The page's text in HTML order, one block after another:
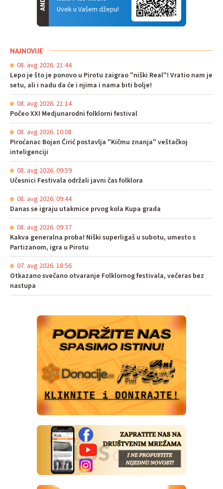
Uvek u Vašem džepu!
NAJNOVIJE
08. avg 2026. 21:44
Lepo je što je ponovo u Pirotu zaigrao "niški Real"! Vratio nam je
setu, ali i nadu da će i njima i nama biti bolje!
08. avg 2026. 21:14
Počeo XXI Medjunarodni folklorni festival
08. avg 2026. 10:08
Piroćanac Bojan Ćirić postavlja "Kičmu znanja" veštačkoj
inteligenciji
08. avg 2026. 09:59
Učesnici Festivala održali javni čas folklora
08. avg 2026. 09:44
Danas se igraju utakmice prvog kola Kupa grada
08. avg 2026. 09:37
Kakva generalna proba! Niški superligaš u subotu, umesto s
Partizanom, igra u Pirotu
07. avg 2026. 18:56
Otkazano svečano otvaranje Folklornog festivala, večeras bez
nastupa